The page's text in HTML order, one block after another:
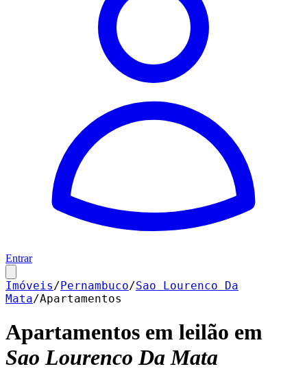
Entrar
Imóveis/Pernambuco/Sao Lourenco Da
Mata/Apartamentos
Apartamentos em leilão em
Sao Lourenco Da Mata